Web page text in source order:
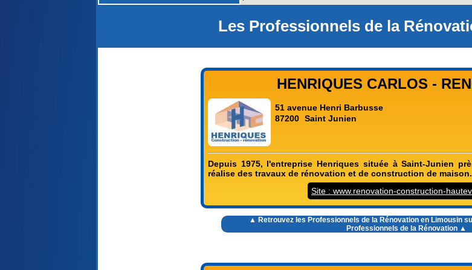
Les Professionnels de la
HENRIQUES CARLOS -
51 avenue Henri Barbusse
87200 Saint Junien
Depuis 1975, l'entreprise Henriques située à Saint-Junien
réalise des travaux de rénovation et de construction de maison.
Site : www.renovation-construction-
▲ Retrouvez les Professionnels de la Rénovation en Limousin
Professionnels de la Rénovation ▲